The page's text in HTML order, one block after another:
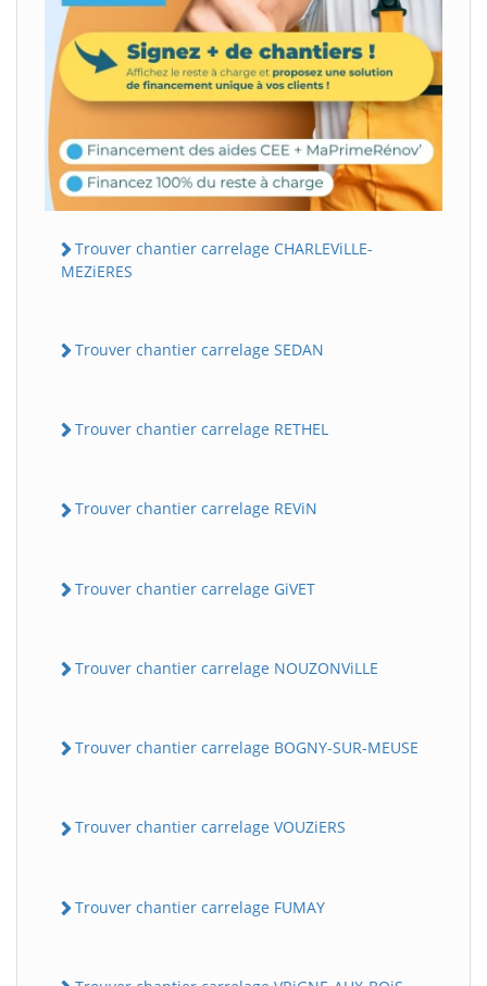
Trouver chantier carrelage CHARLEViLLE-
MEZiERES
Trouver chantier carrelage SEDAN
Trouver chantier carrelage RETHEL
Trouver chantier carrelage REViN
Trouver chantier carrelage GiVET
Trouver chantier carrelage NOUZONViLLE
Trouver chantier carrelage BOGNY-SUR-MEUSE
Trouver chantier carrelage VOUZiERS
Trouver chantier carrelage FUMAY